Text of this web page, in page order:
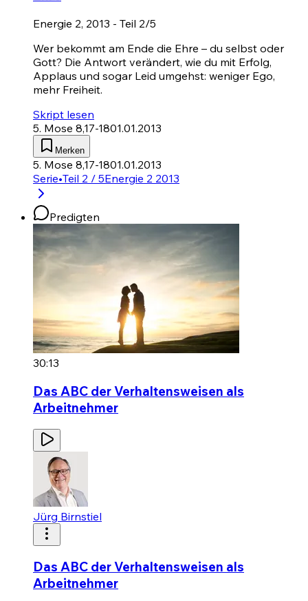
Energie 2, 2013 - Teil 2/5
Wer bekommt am Ende die Ehre – du selbst oder
Gott? Die Antwort verändert, wie du mit Erfolg,
Applaus und sogar Leid umgehst: weniger Ego,
mehr Freiheit.
Skript lesen
5. Mose 8,17-1801.01.2013
Merken
5. Mose 8,17-1801.01.2013
Serie•Teil 2 / 5Energie 2 2013
Predigten
30:13
Das ABC der Verhaltensweisen als
Arbeitnehmer
Jürg Birnstiel
Das ABC der Verhaltensweisen als
Arbeitnehmer